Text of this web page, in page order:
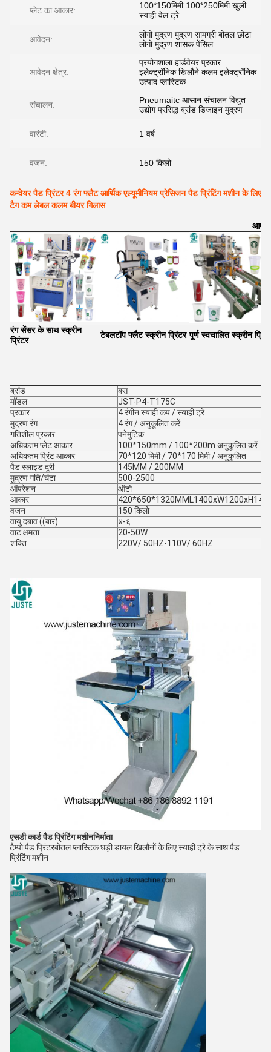
प्लेट का आकार:
100*150मिमी 100*250मिमी खुली
स्याही वेल ट्रे
आवेदन:
लोगो मुद्रण मुद्रण सामग्री बोतल छोटा
लोगो मुद्रण शासक पेंसिल
आवेदन क्षेत्र:
प्रयोगशाला हार्डवेयर प्रकार
इलेक्ट्रॉनिक खिलौने कलम इलेक्ट्रॉनिक
उत्पाद प्लास्टिक
संचालन:
Pneumaitc आसान संचालन विद्युत
उद्योग प्रसिद्ध ब्रांड डिजाइन मुद्रण
वारंटी: 1 वर्ष
वजन: 150 किलो
कन्वेयर पैड प्रिंटर 4 रंग फ्लैट आर्थिक एल्यूमीनियम प्रेसिजन पैड प्रिंटिंग मशीन के लिए
टैग कम लेबल कलम बीयर गिलास
आप
रंग सेंसर के साथ स्क्रीन
प्रिंटर
टेबलटॉप फ्लैट स्क्रीन प्रिंटर पूर्ण स्वचालित स्क्रीन
ब्रांड
बस
मॉडल
JST-P4-T175C
प्रकार
4 रंगीन स्याही कप / स्याही ट्रे
मुद्रण रंग
4 रंग / अनुकूलित करें
गतिशील प्रकार
पनेमुटिक
अधिकतम प्लेट आकार
100*150mm / 100*200m अनुकूलित करें
अधिकतम प्रिंट आकार
70*120 मिमी / 70*170 मिमी / अनुकूलित
पैड स्लाइड दूरी
145MM / 200MM
मुद्रण गति/घंटा
500-2500
ऑपरेशन
ऑटो
आकार
वजन
150 किलो
वायु दबाव ((बार)
४-६
वाट क्षमता
20-50W
शक्ति
220V/ 50HZ-110V/ 60HZ
एसडी कार्ड पैड प्रिंटिंग मशीननिर्माता
टैम्पो पैड प्रिंटरबोतल प्लास्टिक घड़ी डायल खिलौनों के लिए स्याही ट्रे के साथ पैड
प्रिंटिंग मशीन